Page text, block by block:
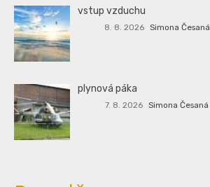
vstup vzduchu
8. 8. 2026 Simona Česaná
plynová páka
7. 8. 2026 Simona Česaná